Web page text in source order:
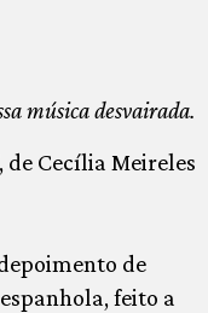
música desvairada.
de Cecília Meireles
de
feito a